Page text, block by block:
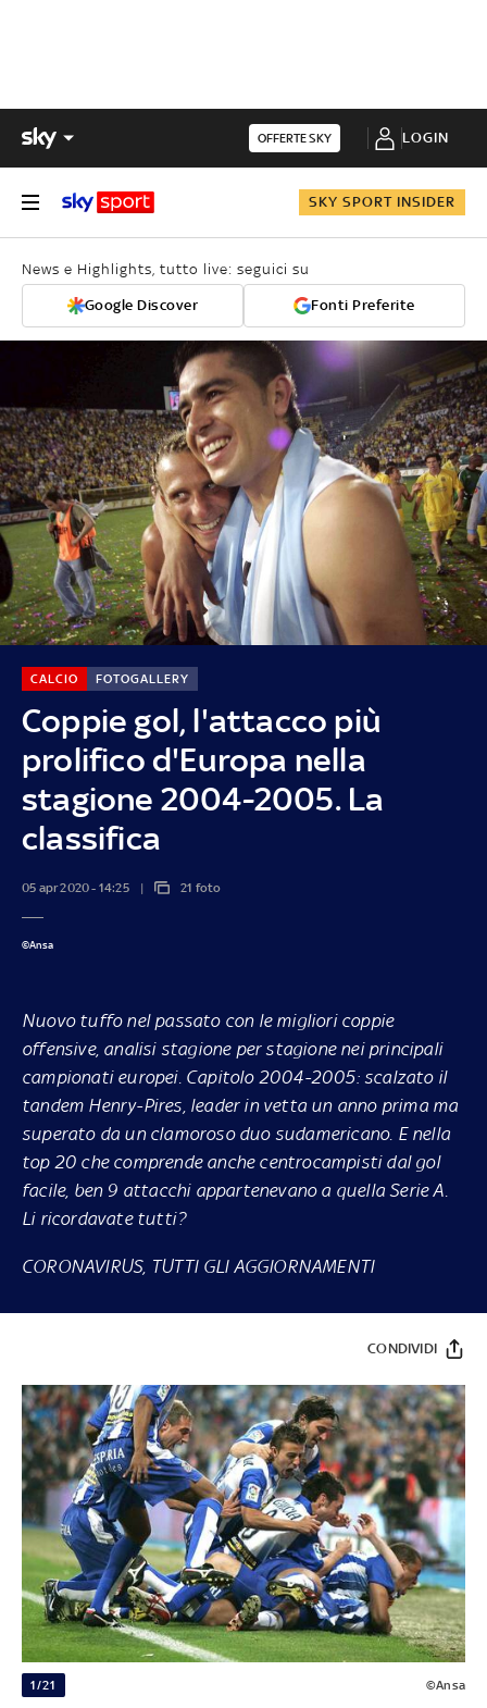
OFFERTE SKY LOGIN
SKY SPORT INSIDER
News e Highlights, tutto live: seguici su
Google Discover Fonti Preferite
Coppie gol, l'attacco più
prolifico d'Europa nella
stagione 2004-2005. La
classifica
CALCIO FOTOGALLERY
05 apr 2020 - 14:25 21 foto
©Ansa
Nuovo tuffo nel passato con le migliori coppie
offensive, analisi stagione per stagione nei principali
campionati europei. Capitolo 2004-2005: scalzato il
tandem Henry-Pires, leader in vetta un anno prima ma
superato da un clamoroso duo sudamericano. E nella
top 20 che comprende anche centrocampisti dal gol
facile, ben 9 attacchi appartenevano a quella Serie A.
Li ricordavate tutti?
CORONAVIRUS, TUTTI GLI AGGIORNAMENTI
CONDIVIDI
1/21 ©Ansa